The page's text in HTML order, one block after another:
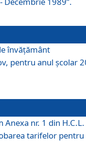
învăţământ
pentru anul şcolar
nr. 1 din H.C.L.
tarifelor pentru